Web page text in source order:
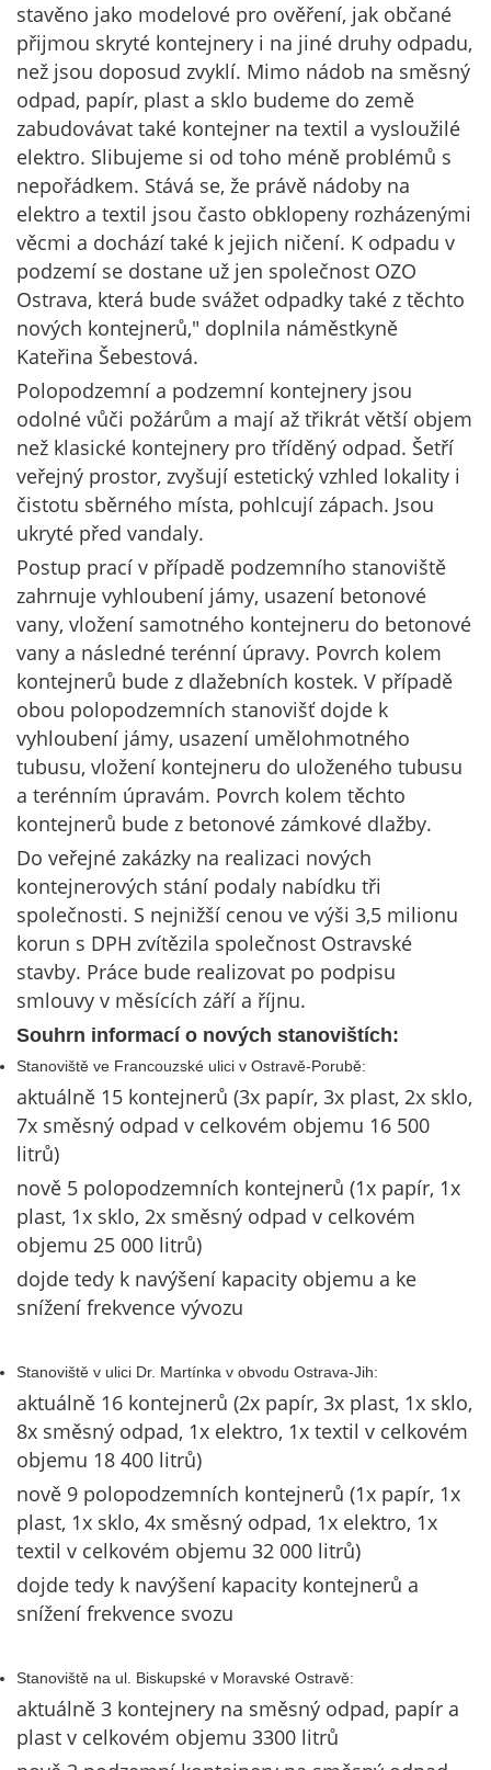
stavěno jako modelové pro ověření, jak občané
přijmou skryté kontejnery i na jiné druhy odpadu,
než jsou doposud zvyklí. Mimo nádob na směsný
odpad, papír, plast a sklo budeme do země
zabudovávat také kontejner na textil a vysloužilé
elektro. Slibujeme si od toho méně problémů s
nepořádkem. Stává se, že právě nádoby na
elektro a textil jsou často obklopeny rozházenými
věcmi a dochází také k jejich ničení. K odpadu v
podzemí se dostane už jen společnost OZO
Ostrava, která bude svážet odpadky také z těchto
nových kontejnerů," doplnila náměstkyně
Kateřina Šebestová.
Polopodzemní a podzemní kontejnery jsou
odolné vůči požárům a mají až třikrát větší objem
než klasické kontejnery pro tříděný odpad. Šetří
veřejný prostor, zvyšují estetický vzhled lokality i
čistotu sběrného místa, pohlcují zápach. Jsou
ukryté před vandaly.
Postup prací v případě podzemního stanoviště
zahrnuje vyhloubení jámy, usazení betonové
vany, vložení samotného kontejneru do betonové
vany a následné terénní úpravy. Povrch kolem
kontejnerů bude z dlažebních kostek. V případě
obou polopodzemních stanovišť dojde k
vyhloubení jámy, usazení umělohmotného
tubusu, vložení kontejneru do uloženého tubusu
a terénním úpravám. Povrch kolem těchto
kontejnerů bude z betonové zámkové dlažby.
Do veřejné zakázky na realizaci nových
kontejnerových stání podaly nabídku tři
společnosti. S nejnižší cenou ve výši 3,5 milionu
korun s DPH zvítězila společnost Ostravské
stavby. Práce bude realizovat po podpisu
smlouvy v měsících září a říjnu.
Souhrn informací o nových stanovištích:
Stanoviště ve Francouzské ulici v Ostravě-Porubě:
aktuálně 15 kontejnerů (3x papír, 3x plast, 2x sklo,
7x směsný odpad v celkovém objemu 16 500
litrů)
nově 5 polopodzemních kontejnerů (1x papír, 1x
plast, 1x sklo, 2x směsný odpad v celkovém
objemu 25 000 litrů)
dojde tedy k navýšení kapacity objemu a ke
snížení frekvence vývozu
Stanoviště v ulici Dr. Martínka v obvodu Ostrava-Jih:
aktuálně 16 kontejnerů (2x papír, 3x plast, 1x sklo,
8x směsný odpad, 1x elektro, 1x textil v celkovém
objemu 18 400 litrů)
nově 9 polopodzemních kontejnerů (1x papír, 1x
plast, 1x sklo, 4x směsný odpad, 1x elektro, 1x
textil v celkovém objemu 32 000 litrů)
dojde tedy k navýšení kapacity kontejnerů a
snížení frekvence svozu
Stanoviště na ul. Biskupské v Moravské Ostravě:
aktuálně 3 kontejnery na směsný odpad, papír a
plast v celkovém objemu 3300 litrů